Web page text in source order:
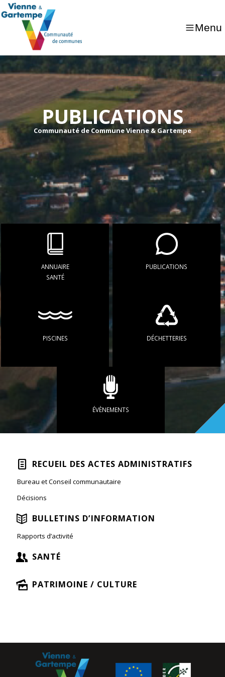
Menu
PUBLICATIONS
Communauté de Commune Vienne & Gartempe
ANNUAIRE
SANTÉ
PUBLICATIONS
PISCINES DÉCHETTERIES
ÉVÈNEMENTS
RECUEIL DES ACTES ADMINISTRATIFS
Bureau et Conseil communautaire
Décisions
BULLETINS D’INFORMATION
Rapports d’activité
SANTÉ
PATRIMOINE / CULTURE